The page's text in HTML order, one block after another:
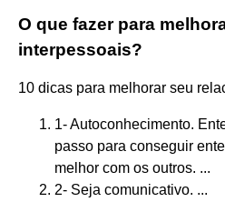
O que fazer para
interpessoais?
10 dicas para melhorar seu
1- Autoconhecimento.
passo para conseguir
melhor com os outros. ...
2- Seja comunicativo. ...